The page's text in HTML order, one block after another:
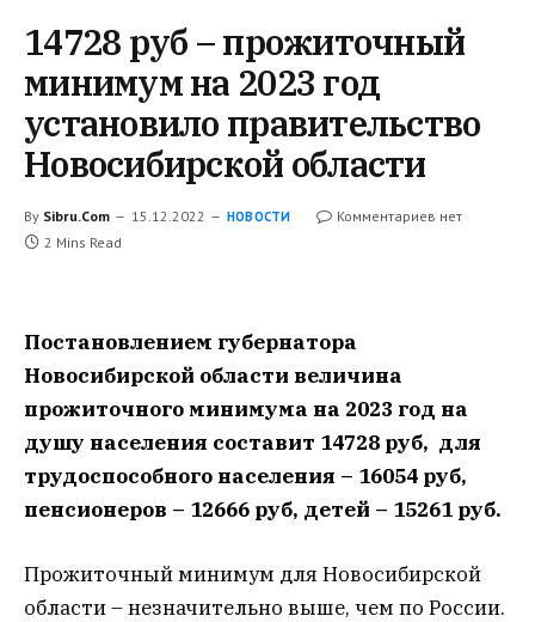
14728 руб – прожиточный
минимум на 2023 год
установило правительство
Новосибирской области
By Sibru.Com 15.12.2022 НОВОСТИ
Комментариев нет
2 Mins Read
Постановлением губернатора
Новосибирской области величина
прожиточного минимума на 2023 год на
душу населения составит 14728 руб, для
трудоспособного населения – 16054 руб,
пенсионеров – 12666 руб, детей – 15261 руб.
Прожиточный минимум для Новосибирской
области – незначительно выше, чем по России.